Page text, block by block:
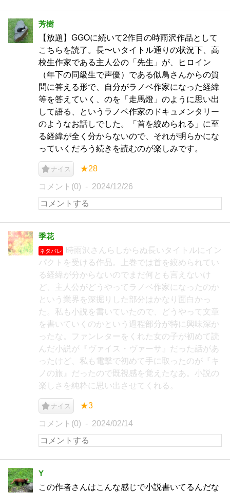
芳樹
【放題】GGOに続いて2作目の時雨沢作品として
こちらを読了。長〜いタイトル通りの状況下、高
校生作家である主人公の「先生」が、ヒロイン
（年下の同級生で声優）である似鳥さんからの質
問に答える形で、自分がラノベ作家になった経緯
等を答えていく、のを「走馬燈」のように思い出
して語る、というラノベ作家のドキュメンタリー
のようなお話しでした。「首を絞められる」に至
る経緯が全く分からないので、それが明らかにな
っていくだろう続きを読むのが楽しみです。
ナイス ★28
コメント(0) 2024/12/26
季花
ネタバレ
時雨沢さんらしからぬ長いタイトルにイン
パクトを受ける作品。上巻では首を絞められてい
る経緯が分からないのでまだ何とも言えないけ
ど、主人公がどうやってラノベ作家になったのか
という業界を深掘りした部分はかなり面白かっ
た。私も小説を書いていたので、どうやって文章
を書いていくのかという過程部分が特に興味深か
ったな。ファンレターをくれた女の子が初めて読
んだ小説が『ヴァイス・ヴァーサ』だった話があ
ったけど、私も電撃で初めて手に取ったのが『キ
ノの旅』だったので既視感を覚えたなあ。小説の
楽しさを純粋に思い出させてくれる。
ナイス ★3
コメント(0) 2024/02/14
Y
この作者さんはこんな感じで小説書いてるんだな